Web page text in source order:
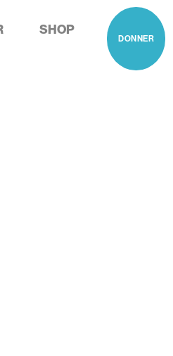
SHOP
DONNER